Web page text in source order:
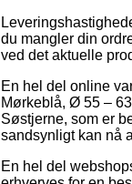
du mangler din
ved det aktuelle
En hel del online
Mørkeblå, Ø 55 –
Søstjerne, som er
sandsynligt kan nå
En hel del